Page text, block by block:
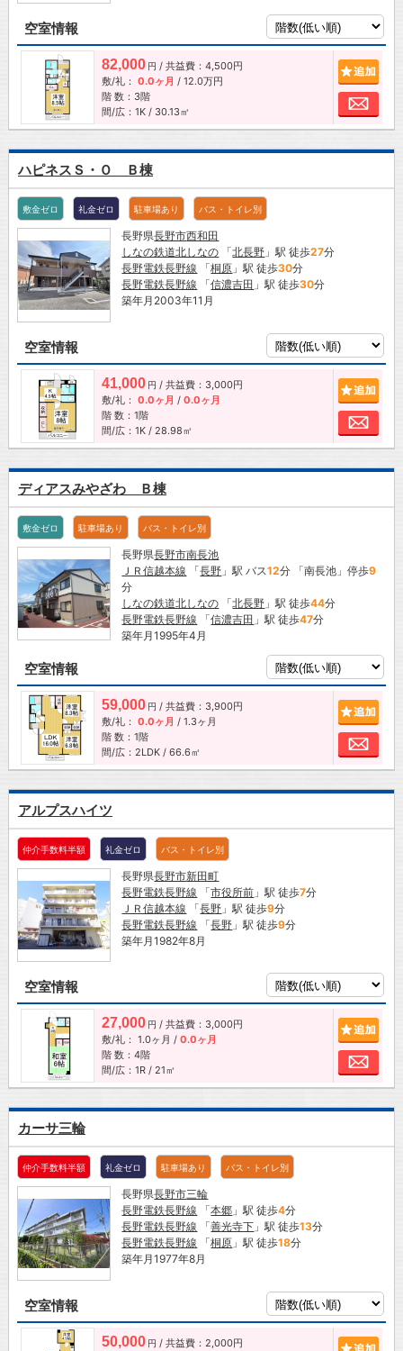
空室情報
82,000 円 / 共益費：4,500円
敷/礼： 0.0ヶ月 / 12.0万円
階 数：3階
間/広：1K / 30.13㎡
お
ハピネスＳ・Ｏ Ｂ棟
敷金ゼロ 礼金ゼロ 駐車場あり バス・トイレ別
長野県長野市西和田
しなの鉄道北しなの 「北長野 」駅 徒歩27分
長野電鉄長野線 「桐原 」駅 徒歩30分
長野電鉄長野線 「信濃吉田 」駅 徒歩30分
築年月2003年11月
空室情報
41,000 円 / 共益費：3,000円
敷/礼： 0.0ヶ月 / 0.0ヶ月
階 数：1階
間/広：1K / 28.98㎡
お
ディアスみやざわ Ｂ棟
敷金ゼロ 駐車場あり バス・トイレ別
長野県長野市南長池
ＪＲ信越本線 「長野 」駅 バス12分 「南長池」停歩9
分
しなの鉄道北しなの 「北長野 」駅 徒歩44分
長野電鉄長野線 「信濃吉田 」駅 徒歩47分
築年月1995年4月
空室情報
59,000 円 / 共益費：3,900円
敷/礼： 0.0ヶ月 / 1.3ヶ月
階 数：1階
間/広：2LDK / 66.6㎡
お
アルプスハイツ
仲介手数料半額 礼金ゼロ バス・トイレ別
長野県長野市新田町
長野電鉄長野線 「市役所前 」駅 徒歩7分
ＪＲ信越本線 「長野 」駅 徒歩9分
長野電鉄長野線 「長野 」駅 徒歩9分
築年月1982年8月
空室情報
27,000 円 / 共益費：3,000円
敷/礼： 1.0ヶ月 / 0.0ヶ月
階 数：4階
間/広：1R / 21㎡
お
カーサ三輪
仲介手数料半額 礼金ゼロ 駐車場あり バス・トイレ別
長野県長野市三輪
長野電鉄長野線 「本郷 」駅 徒歩4分
長野電鉄長野線 「善光寺下 」駅 徒歩13分
長野電鉄長野線 「桐原 」駅 徒歩18分
築年月1977年8月
空室情報
50,000 円 / 共益費：2,000円